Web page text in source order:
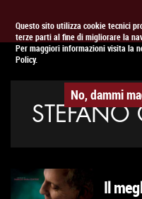
Questo sito utilizza cookie tecnici
terze parti al fine di migliorare la
Per maggiori informazioni visita la
Policy.
No, dammi
APPUNTAMENTO AL
Il